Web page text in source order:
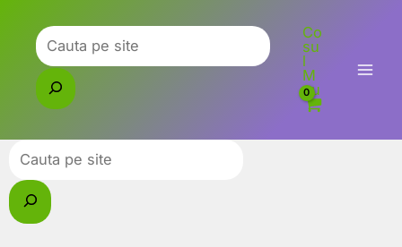
content
Caută
Co
su
l
M
eu
Caută